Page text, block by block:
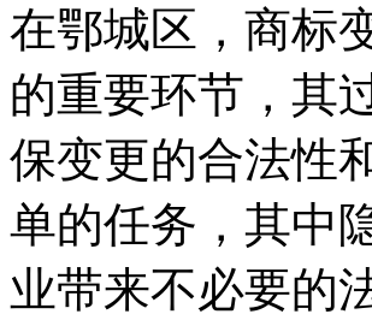
在鄂城区，商标
的重要环节，其
保变更的合法性
单的任务，其中
业带来不必要的